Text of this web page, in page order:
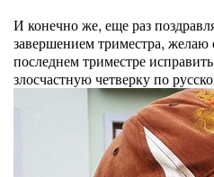
И конечно же, еще раз
завершением триместра,
последнем триместре
злосчастную четверку по